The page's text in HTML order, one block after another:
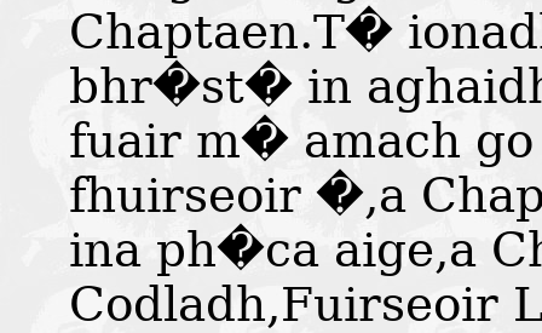
Chaptaen.T�
bhr�st� in
fuair m� amach
fhuirseoir �,a
ina ph�ca aige,a
Codladh,Fuirseoir